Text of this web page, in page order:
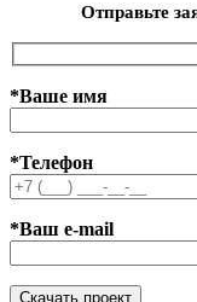
Отправьте
*Ваше имя
*Телефон
*Ваш e-mail